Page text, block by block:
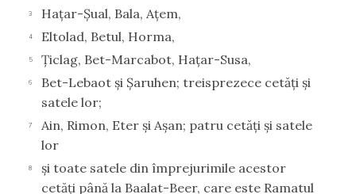
3 Haţar-Şual, Bala, Aţem,
4 Eltolad, Betul, Horma,
5 Ţiclag, Bet-Marcabot, Haţar-Susa,
6
Bet-Lebaot şi Şaruhen; treisprezece cetăţi şi
satele lor;
7
Ain, Rimon, Eter şi Aşan; patru cetăţi şi satele
lor
8
şi toate satele din împrejurimile acestor
cetăţi până la Baalat-Beer, care este Ramatul